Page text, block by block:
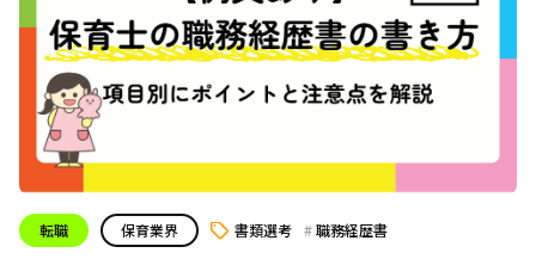
転職 保育業界 書類選考 職務経歴書